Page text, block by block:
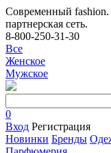
Современный
партнерская сеть.
8-800-250-31-30
Все
Женское
Мужское
0
Вход Регистрация
Новинки Бренды